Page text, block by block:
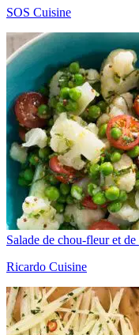
SOS Cuisine
Salade de chou-fleur et
Ricardo Cuisine